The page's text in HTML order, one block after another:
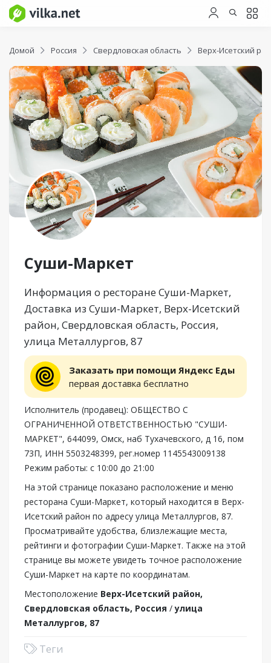
Домой Россия Свердловская область Верх-Исетский
Суши-Маркет
Информация о ресторане Суши-Маркет,
Доставка из Суши-Маркет, Верх-Исетский
район, Свердловская область, Россия,
улица Металлургов, 87
Заказать при помощи Яндекс Еды
первая доставка бесплатно
Исполнитель (продавец): ОБЩЕСТВО С
ОГРАНИЧЕННОЙ ОТВЕТСТВЕННОСТЬЮ "СУШИ-
МАРКЕТ", 644099, Омск, наб Тухачевского, д 16, пом
73П, ИНН 5503248399, рег.номер 1145543009138
Режим работы: с 10:00 до 21:00
На этой странице показано расположение и меню
ресторана Суши-Маркет, который находится в Верх-
Исетский район по адресу улица Металлургов, 87.
Просматривайте удобства, близлежащие места,
рейтинги и фотографии Суши-Маркет. Также на этой
странице вы можете увидеть точное расположение
Суши-Маркет на карте по координатам.
Местоположение Верх-Исетский район,
Свердловская область, Россия /улица
Металлургов, 87
Теги